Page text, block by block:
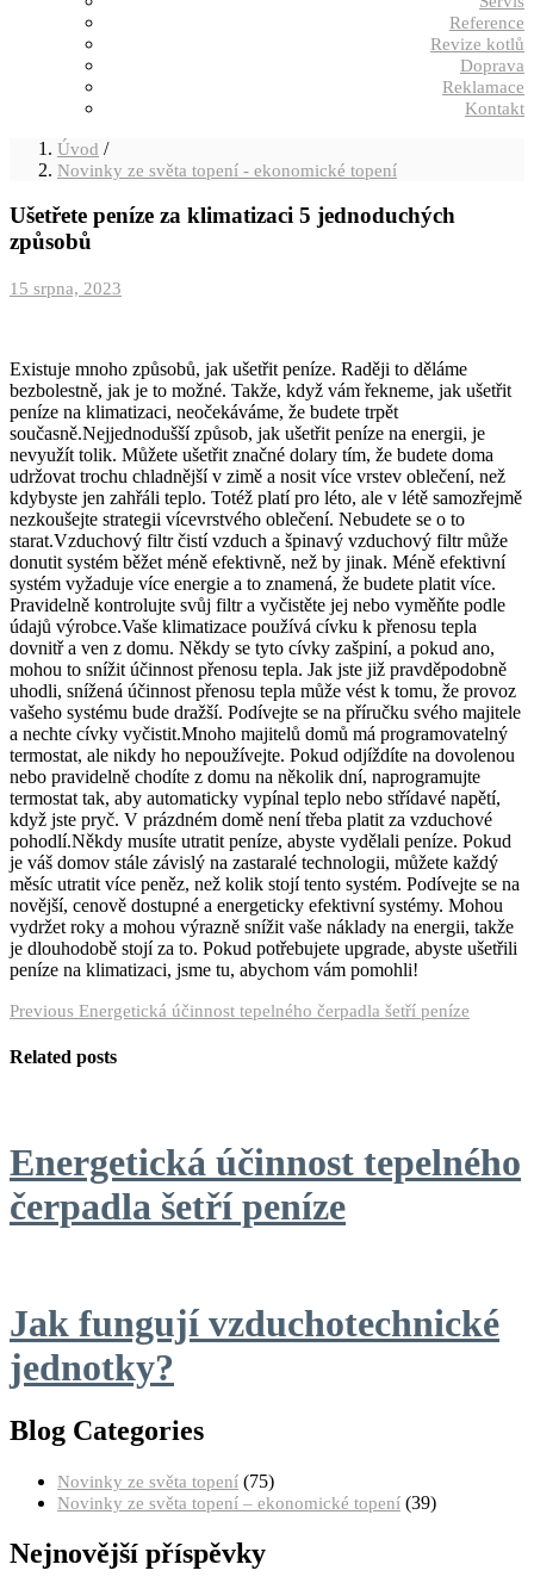
Reference
Revize kotlů
Doprava
Reklamace
Kontakt
Úvod /
Novinky ze světa topení - ekonomické topení
Ušetřete peníze za klimatizaci 5 jednoduchých
způsobů
Posted
15 srpna, 2023
Existuje mnoho způsobů, jak ušetřit peníze. Raději to děláme
bezbolestně, jak je to možné. Takže, když vám řekneme, jak ušetřit
peníze na klimatizaci, neočekáváme, že budete trpět
současně.Nejjednodušší způsob, jak ušetřit peníze na energii, je
nevyužít tolik. Můžete ušetřit značné dolary tím, že budete doma
udržovat trochu chladnější v zimě a nosit více vrstev oblečení, než
kdybyste jen zahřáli teplo. Totéž platí pro léto, ale v létě samozřejmě
nezkoušejte strategii vícevrstvého oblečení. Nebudete se o to
starat.Vzduchový filtr čistí vzduch a špinavý vzduchový filtr může
donutit systém běžet méně efektivně, než by jinak. Méně efektivní
systém vyžaduje více energie a to znamená, že budete platit více.
Pravidelně kontrolujte svůj filtr a vyčistěte jej nebo vyměňte podle
údajů výrobce.Vaše klimatizace používá cívku k přenosu tepla
dovnitř a ven z domu. Někdy se tyto cívky zašpiní, a pokud ano,
mohou to snížit účinnost přenosu tepla. Jak jste již pravděpodobně
uhodli, snížená účinnost přenosu tepla může vést k tomu, že provoz
vašeho systému bude dražší. Podívejte se na příručku svého majitele
a nechte cívky vyčistit.Mnoho majitelů domů má programovatelný
termostat, ale nikdy ho nepoužívejte. Pokud odjíždíte na dovolenou
nebo pravidelně chodíte z domu na několik dní, naprogramujte
termostat tak, aby automaticky vypínal teplo nebo střídavé napětí,
když jste pryč. V prázdném domě není třeba platit za vzduchové
pohodlí.Někdy musíte utratit peníze, abyste vydělali peníze. Pokud
je váš domov stále závislý na zastaralé technologii, můžete každý
měsíc utratit více peněz, než kolik stojí tento systém. Podívejte se na
novější, cenově dostupné a energeticky efektivní systémy. Mohou
vydržet roky a mohou výrazně snížit vaše náklady na energii, takže
je dlouhodobě stojí za to. Pokud potřebujete upgrade, abyste ušetřili
peníze na klimatizaci, jsme tu, abychom vám pomohli!
Navigace
pro
Previous Previous
Energetická účinnost tepelného čerpadla šetří peníze
Related posts
Energetická účinnost tepelného
čerpadla šetří peníze
Jak fungují vzduchotechnické
jednotky?
Blog Categories
Novinky ze světa topení (75)
Novinky ze světa topení – ekonomické topení (39)
Nejnovější příspěvky